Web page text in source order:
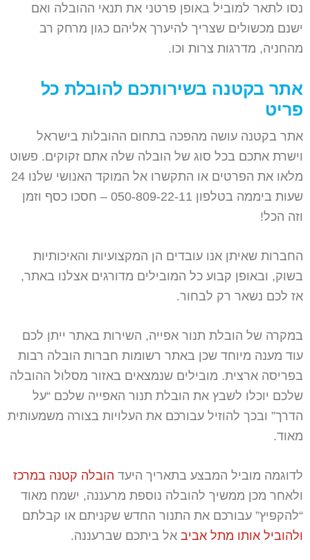
נסו לתאר למוביל באופן פרטני את תנאי ההובלה ואם
ישנם מכשולים שצריך להיערך אליהם כגון מרחק רב
מהחניה, מדרגות צרות וכו.
אתר בקטנה בשירותכם להובלת כל
פריט
אתר בקטנה עושה מהפכה בתחום ההובלות בישראל
וישרת אתכם בכל סוג של הובלה שלה אתם זקוקים. פשוט
מלאו את הפרטים או התקשרו אל המוקד האנושי שלנו 24
שעות ביממה בטלפון 050-809-22-11 – חסכו כסף וזמן
וזה הכל!
החברות שאיתן אנו עובדים הן המקצועיות והאיכותיות
בשוק, ובאופן קבוע כל המובילים מדורגים אצלנו באתר,
אז לכם נשאר רק לבחור.
במקרה של הובלת תנור אפייה, השירות באתר ייתן לכם
עוד מענה מיוחד שכן באתר רשומות חברות הובלה רבות
בפריסה ארצית. מובילים שנמצאים באזור מסלול ההובלה
שלכם יוכלו לשבץ את הובלת תנור האפייה שלכם “על
הדרך” ובכך להוזיל עבורכם את העלויות בצורה משמעותית
מאוד.
לדוגמה מוביל המבצע בתאריך היעד הובלה קטנה במרכז
ולאחר מכן ממשיך להובלה נוספת מרעננה, ישמח מאוד
“להקפיץ” עבורכם את התנור החדש שקניתם או קבלתם
ולהוביל אותו מתל אביב אל ביתכם שברעננה.